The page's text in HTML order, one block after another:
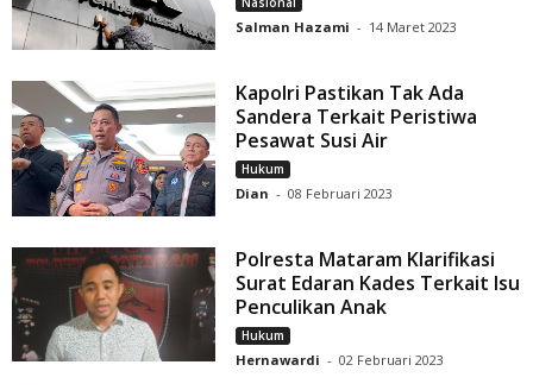
Salman Hazami - 14 Maret 2023
Kapolri Pastikan Tak Ada
Sandera Terkait Peristiwa
Pesawat Susi Air
Hukum
Dian - 08 Februari 2023
Polresta Mataram Klarifikasi
Surat Edaran Kades Terkait Isu
Penculikan Anak
Hukum
Hernawardi - 02 Februari 2023